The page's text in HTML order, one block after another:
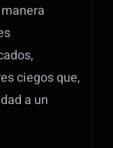
ciegos que,
a un